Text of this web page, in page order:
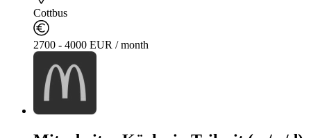
Cottbus
2700 - 4000 EUR / month